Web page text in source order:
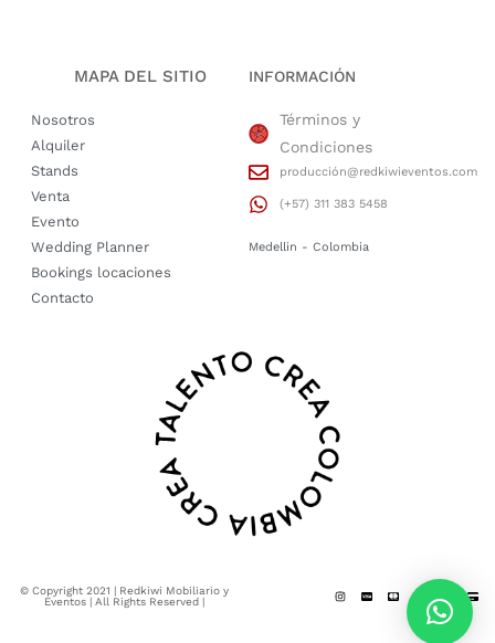
MAPA DEL SITIO
Nosotros
Alquiler
Stands
Venta
Evento
Wedding Planner
Bookings locaciones
Contacto
INFORMACIÓN
Términos y
Condiciones
producción@redkiwieventos.com
(+57) 311 383 5458
Medellin - Colombia
© Copyright 2021 | Redkiwi Mobiliario y
Eventos | All Rights Reserved |